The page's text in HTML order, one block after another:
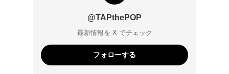
@TAPthePOP
最新情報を X でチェック
フォローする